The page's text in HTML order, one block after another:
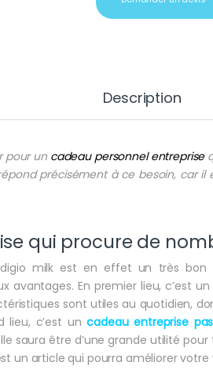
Description
pour un cadeau personnel entreprise
précisément à ce besoin, car
qui procure de
milk est en effet un très bon
avantages. En premier lieu, c’est
sont utiles au quotidien,
lieu, c’est uncadeau entreprise
saura être d’une grande utilité
un article qui pourra améliorer